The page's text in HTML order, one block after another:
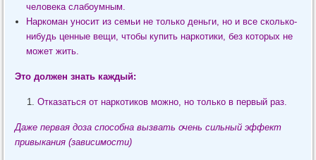
человека слабоумным.
Наркоман уносит из семьи не только деньги, но и все сколько-
нибудь ценные вещи, чтобы купить наркотики, без которых не
может жить.
Это должен знать каждый:
Отказаться от наркотиков можно, но только в первый раз.
Даже первая доза способна вызвать очень сильный эффект
привыкания (зависимости)